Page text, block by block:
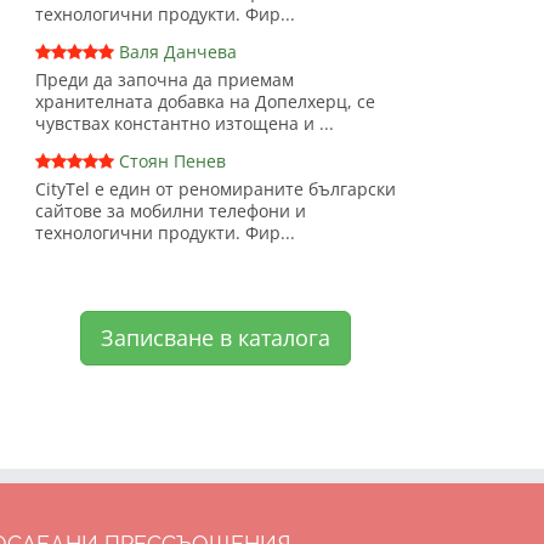
технологични продукти. Фир...
Валя Данчева
Преди да започна да приемам
хранителната добавка на Допелхерц, се
чувствах константно изтощена и ...
Стоян Пенев
CityTel е един от реномираните български
сайтове за мобилни телефони и
технологични продукти. Фир...
Записване в каталога